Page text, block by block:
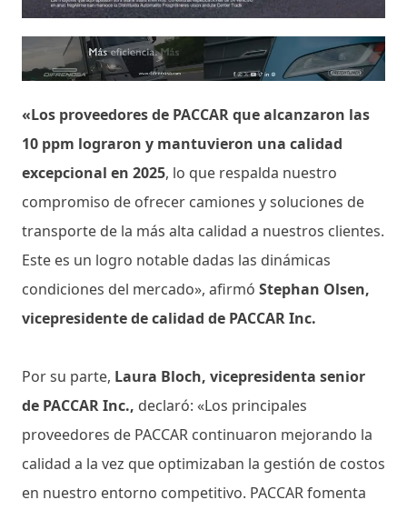
«Los proveedores de PACCAR que alcanzaron las
10 ppm lograron y mantuvieron una calidad
excepcional en 2025, lo que respalda nuestro
compromiso de ofrecer camiones y soluciones de
transporte de la más alta calidad a nuestros clientes.
Este es un logro notable dadas las dinámicas
condiciones del mercado», afirmó Stephan Olsen,
vicepresidente de calidad de PACCAR Inc.
Por su parte, Laura Bloch, vicepresidenta senior
de PACCAR Inc., declaró: «Los principales
proveedores de PACCAR continuaron mejorando la
calidad a la vez que optimizaban la gestión de costos
en nuestro entorno competitivo. PACCAR fomenta